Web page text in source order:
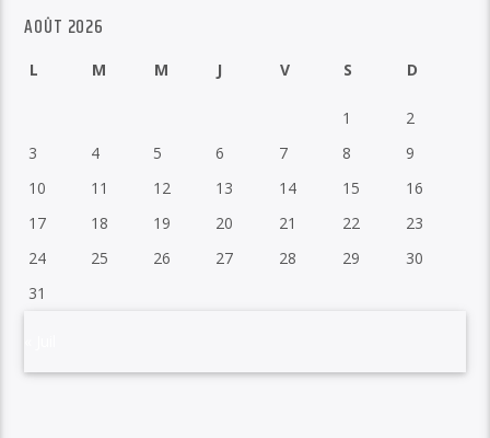
AOÛT 2026
L M M J V S D
1
2
3
4 5 6 7 8
9
10
11 12 13 14 15
16
17
18 19 20 21 22
23
24
25 26 27 28 29
30
31